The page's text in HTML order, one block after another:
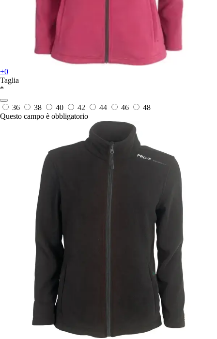
+0
Taglia
*
36 38 40 42 44 46
48
Questo campo è obbligatorio